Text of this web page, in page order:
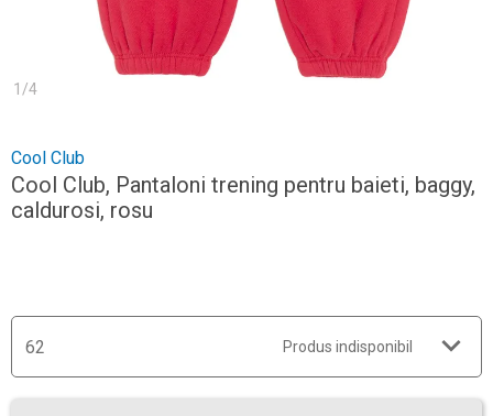
1 /4
Cool Club
Cool Club, Pantaloni trening pentru baieti, baggy,
caldurosi, rosu
62 Produs indisponibil